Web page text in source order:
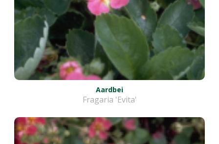
Aardbei
Fragaria 'Evita'